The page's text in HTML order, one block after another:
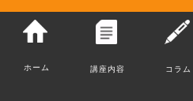
ホーム 講座内容 コラム